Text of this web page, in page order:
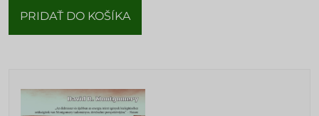
PRIDAŤ DO KOŠÍKA